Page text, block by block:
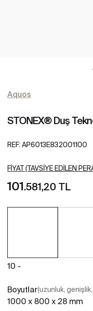
Aquos
STONEX® Duş
REF: AP6013E832001100
FIYAT (TAVSIYE EDILEN
101.581,20 TL
10 -
Boyutlar(uzunluk,
1000 x 800 x 28 mm